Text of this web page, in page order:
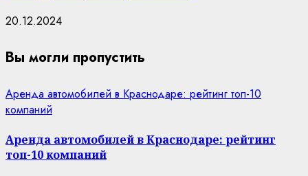
20.12.2024
Вы могли пропустить
Аренда автомобилей в Краснодаре: рейтинг топ-10
компаний
Аренда автомобилей в Краснодаре: рейтинг
топ-10 компаний